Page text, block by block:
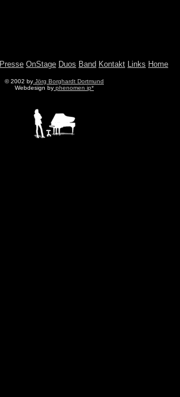
Presse OnStage Duos Band Kontakt Links Home
© 2002 by Jörg Borghardt Dortmund
Webdesign by phenomen ip*